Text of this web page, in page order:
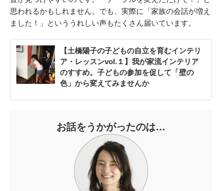
思われるかもしれません。でも、実際に「家族の会話が増え
ました！」といううれしい声もたくさん届いています。
【土橋陽子の子どもの自立を育むインテリ
ア・レッスンvol.１】我が家流インテリア
のすすめ。子どもの参加を促して「壁の
色」から変えてみませんか
お話をうかがったのは…